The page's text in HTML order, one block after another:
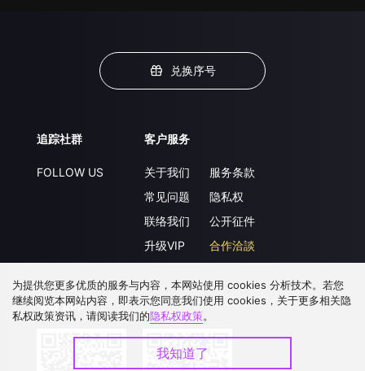
兑换序号
追踪社群
FOLLOW US
客户服务
关于我们
常见问题
联络我们
升级VIP
服务条款
隐私权
公开征件
合作洽談
下载 APP
为提供您更多优质的服务与内容，本网站使用 cookies 分析技术。若您
继续阅览本网站内容，即表示您同意我们使用 cookies，关于更多相关隐
私权政策资讯，请阅读我们的隐私权政策。
我知道了